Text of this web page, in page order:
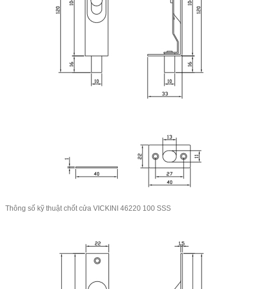
Thông số kỹ thuậtchốt cửa VICKINI 46220 100 SSS